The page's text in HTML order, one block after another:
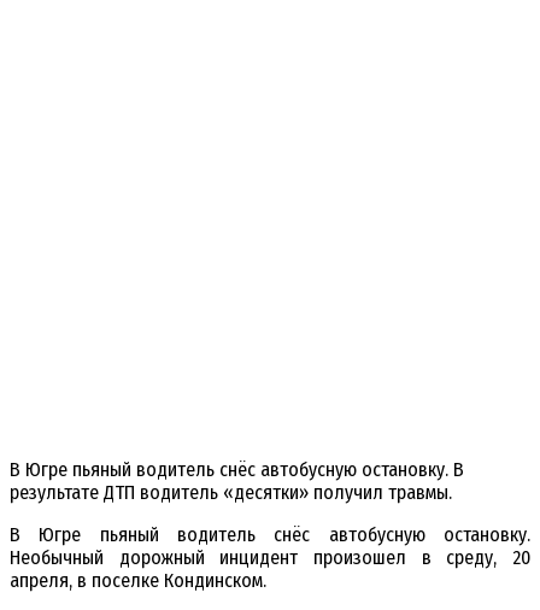
В Югре пьяный водитель снёс автобусную остановку. В
результате ДТП водитель «десятки» получил травмы.
В Югре пьяный водитель снёс автобусную остановку.
Необычный дорожный инцидент произошел в среду, 20
апреля, в поселке Кондинском.